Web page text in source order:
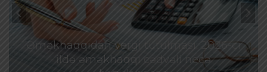
Əməkhaqqıdan vergi tutulması: 2026-cı
ildə əməkhaqqı cədvəli necə